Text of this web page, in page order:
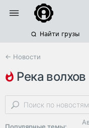
Найти грузы
← Новости
река волхов
ограничение движения